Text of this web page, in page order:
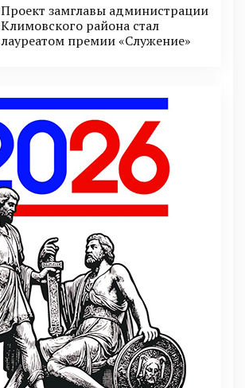
Проект замглавы администрации
Климовского района стал
лауреатом премии «Служение»